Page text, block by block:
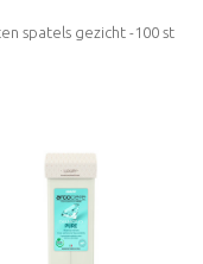
spatels gezicht -100 st